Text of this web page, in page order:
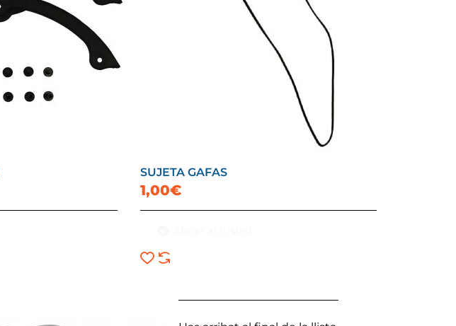
SUJETA GAFAS
1,00€